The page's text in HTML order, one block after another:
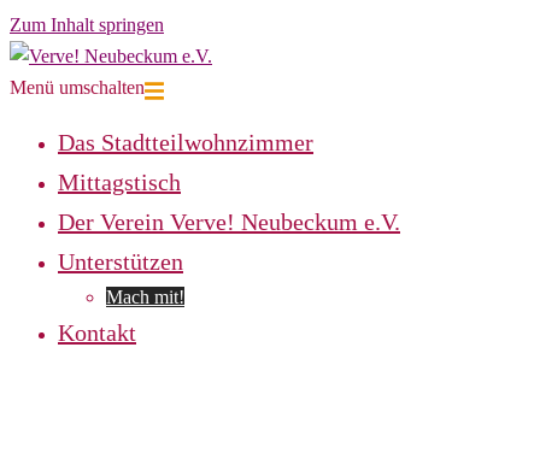
Zum Inhalt springen
Menü umschalten
Das Stadtteilwohnzimmer
Mittagstisch
Der Verein Verve! Neubeckum e.V.
Unterstützen
Mach mit!
Kontakt